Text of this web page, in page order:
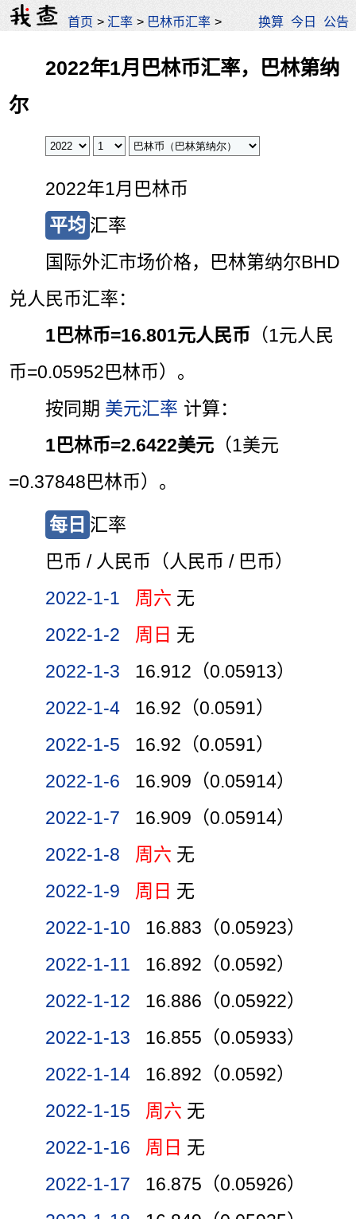
首页 >汇率 > 巴林币汇率 > 换算 今日 公告
2022年1月巴林币汇率，巴林第纳
尔
2022年1月巴林币
平均 汇率
国际外汇市场价格，巴林第纳尔BHD
兑人民币汇率：
1巴林币=16.801元人民币 （1元人民
币=0.05952巴林币）。
按同期 美元汇率 计算：
1巴林币=2.6422美元 （1美元
=0.37848巴林币）。
每日 汇率
巴币 / 人民币（人民币 / 巴币）
2022-1-1
周六 无
2022-1-2
周日 无
2022-1-3
16.912（0.05913）
2022-1-4
16.92（0.0591）
2022-1-5
16.92（0.0591）
2022-1-6
16.909（0.05914）
2022-1-7
16.909（0.05914）
2022-1-8
周六 无
2022-1-9
周日 无
2022-1-10
16.883（0.05923）
2022-1-11
16.892（0.0592）
2022-1-12
16.886（0.05922）
2022-1-13
16.855（0.05933）
2022-1-14
16.892（0.0592）
2022-1-15
周六 无
2022-1-16
周日 无
2022-1-17
16.875（0.05926）